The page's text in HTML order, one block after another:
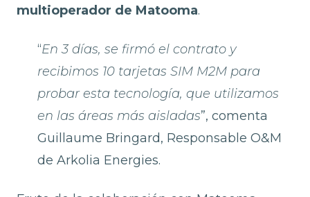
multioperador de Matooma.
“En 3 días, se firmó el contrato y
recibimos 10 tarjetas SIM M2M para
probar esta tecnología, que utilizamos
en las áreas más aisladas”, comenta
Guillaume Bringard, Responsable O&M
de Arkolia Energies.